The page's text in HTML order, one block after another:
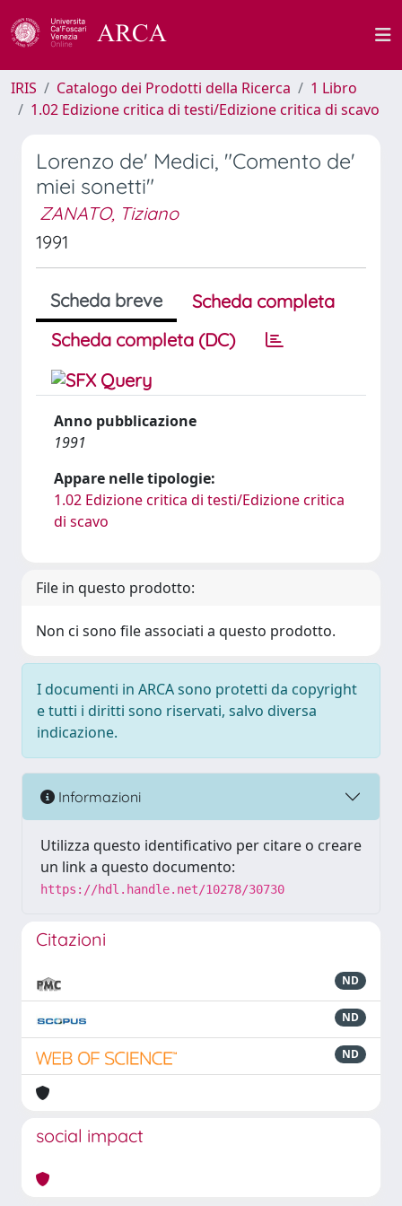
IRIS Catalogo dei Prodotti della Ricerca
1 Libro
1.02 Edizione critica di testi/Edizione critica di scavo
Lorenzo de' Medici, "Comento de'
miei sonetti"
ZANATO, Tiziano
1991
Scheda breve
Scheda completa
Scheda completa (DC)
Anno pubblicazione
1991
Appare nelle tipologie:
1.02 Edizione critica di testi/Edizione critica
di scavo
File in questo prodotto:
Non ci sono file associati a questo prodotto.
I documenti in ARCA sono protetti da copyright
e tutti i diritti sono riservati, salvo diversa
indicazione.
Informazioni
Utilizza questo identificativo per citare o creare
un link a questo documento:
https://hdl.handle.net/10278/30730
Citazioni
ND
ND
ND
social impact